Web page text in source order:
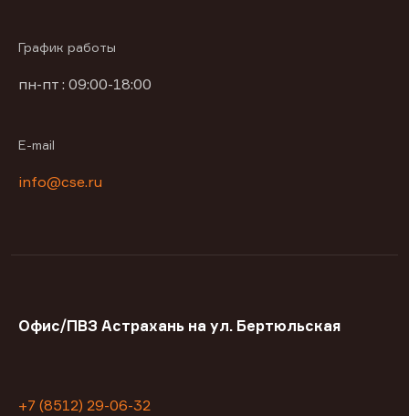
График работы
пн-пт : 09:00-18:00
E-mail
info@cse.ru
Офис/ПВЗ Астрахань на ул. Бертюльская
+7 (8512) 29-06-32